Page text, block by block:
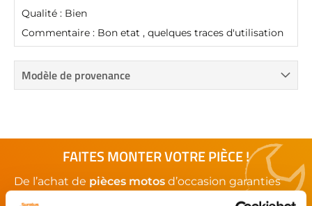
Qualité : Bien
Commentaire : Bon etat , quelques traces d'utilisation
Modèle de provenance
FAITES MONTER VOTRE PIÈCE !
De l’achat de pièces motos d’occasion garanties
moto